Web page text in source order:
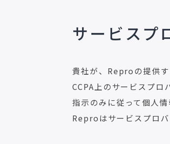
サービスプ
貴社が、Reproの提供
CCPA上のサービスプ
指示のみに従って個人情
Reproはサービスプロ